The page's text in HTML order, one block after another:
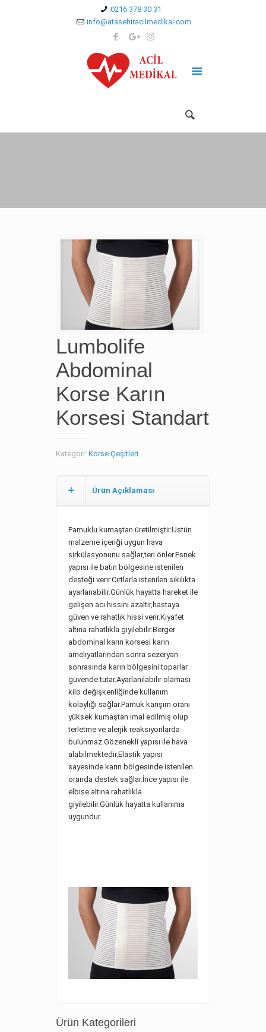
0216 378 30 31
info@atasehiracilmedikal.com
Lumbolife
Abdominal
Korse Karın
Korsesi Standart
Kategori: Korse Çeşitleri
Ürün Açıklaması
Pamuklu kumaştan üretilmiştir.Üstün
malzeme içeriği uygun hava
sirkülasyonunu sağlar,teri önler.Esnek
yapısı ile batın bölgesine istenilen
desteği verir.Cırtlarla istenilen sıkılıkta
ayarlanabilir.Günlük hayatta hareket ile
gelişen acı hissini azaltır,hastaya
güven ve rahatlık hissi verir.Kıyafet
altına rahatlıkla giyilebilir.Berger
abdominal karın korsesi karın
ameliyatlarından sonra sezeryan
sonrasında karın bölgesini toparlar
güvende tutar.Ayarlanılabilir olaması
kilo değişkenliğinde kullanım
kolaylığı sağlar.Pamuk karışım oranı
yüksek kumaştan imal edilmiş olup
terletme ve alerjik reaksiyonlarda
bulunmaz.Gözenekli yapısı ile hava
alabilmektedir.Elastik yapısı
sayesinde karın bölgesinde istenilen
oranda destek sağlar.İnce yapısı ile
elbise altına rahatlıkla
giyilebilir.Günlük hayatta kullanıma
uygundur.
Ürün Kategorileri